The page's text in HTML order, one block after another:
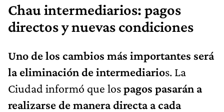
Chau intermediarios: pagos
directos y nuevas condiciones
Uno de los cambios más importantes será
la eliminación de intermediarios. La
Ciudad informó que lospagos pasarán a
realizarse de manera directa a cada